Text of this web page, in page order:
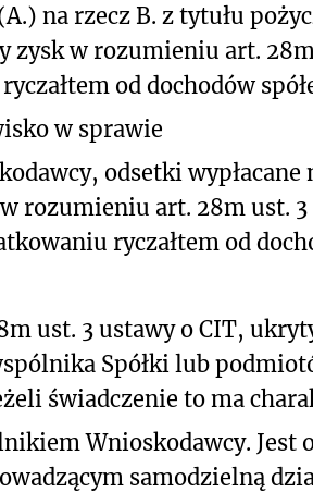
na rzecz B. z tytułu
zysk w rozumieniu art.
od dochodów
w sprawie
odsetki wypłacane
rozumieniu art. 28m ust.
ryczałtem od
ust. 3 ustawy o CIT,
Spółki lub
świadczenie to ma
Wnioskodawcy. Jest
samodzielną